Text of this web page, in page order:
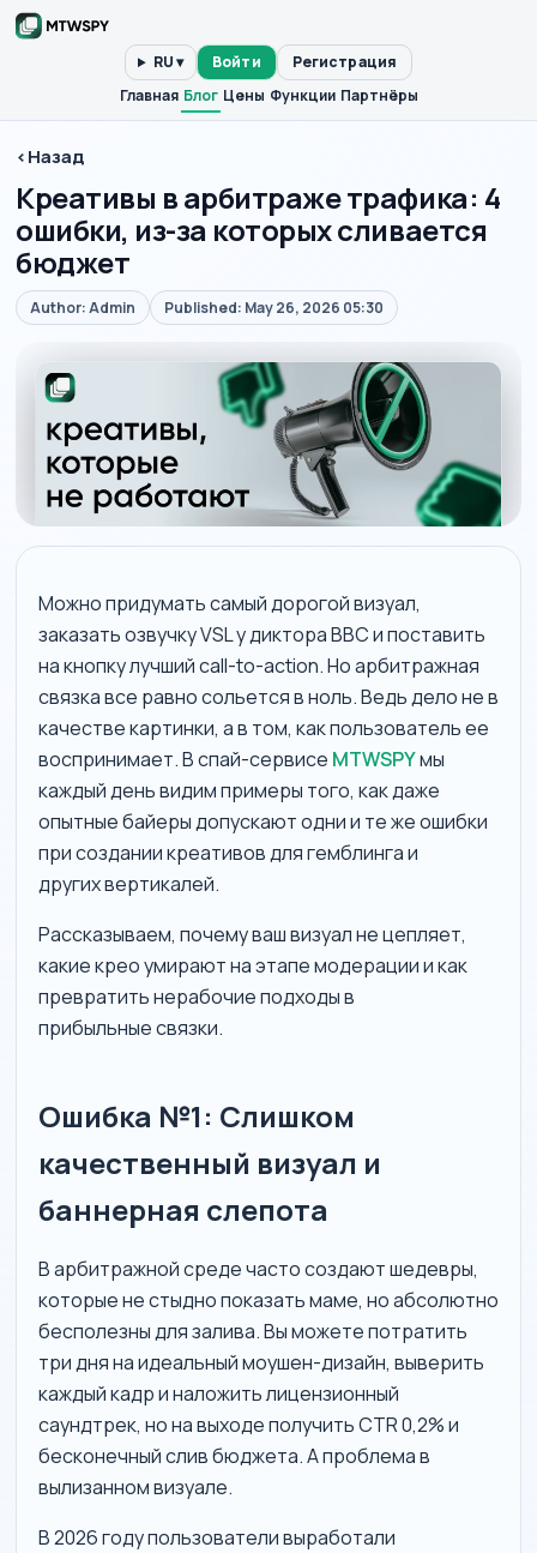
Главная Блог Цены Функции Партнёры
RU ▾ Войти Регистрация
‹Назад
Креативы в арбитраже трафика: 4
ошибки, из-за которых сливается
бюджет
Author: Admin Published: May 26, 2026 05:30
Можно придумать самый дорогой визуал,
заказать озвучку VSL у диктора BBC и поставить
на кнопку лучший call-to-action. Но арбитражная
связка все равно сольется в ноль. Ведь дело не в
качестве картинки, а в том, как пользователь ее
воспринимает. В спай-сервисе MTWSPYмы
каждый день видим примеры того, как даже
опытные байеры допускают одни и те же ошибки
при создании креативов для гемблинга и
других вертикалей.
Рассказываем, почему ваш визуал не цепляет,
какие крео умирают на этапе модерации и как
превратить нерабочие подходы в
прибыльные связки.
Ошибка №1: Слишком
качественный визуал и
баннерная слепота
В арбитражной среде часто создают шедевры,
которые не стыдно показать маме, но абсолютно
бесполезны для залива. Вы можете потратить
три дня на идеальный моушен-дизайн, выверить
каждый кадр и наложить лицензионный
саундтрек, но на выходе получить CTR 0,2% и
бесконечный слив бюджета. А проблема в
вылизанном визуале.
В 2026 году пользователи выработали